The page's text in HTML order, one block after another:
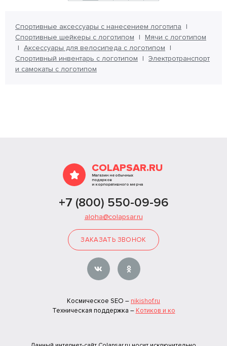
Спортивные аксессуары с нанесением логотипа
Спортивные шейкеры с логотипом
Мячи с логотипом
Аксессуары для велосипеда с логотипом
Спортивный инвентарь с логотипом
Электротранспорт
и самокаты с логотипом
COLAPSAR.RU
Магазин необычных
подарков
и корпоративного мерча
+7 (800) 550-09-96
aloha@colapsar.ru
ЗАКАЗАТЬ ЗВОНОК
Космическое SEO – nikishof.ru
Техническая поддержка – Котиков и ко